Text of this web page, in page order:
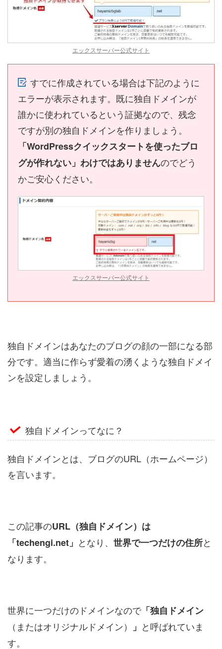
エックスサーバー公式サイト
すでに作成されている場合は下記のように
エラーが表示されます。既に独自ドメインが
誰かに使われているという証拠なので、残念
ですが別の独自ドメインを作りましょう。
「WordPressクイックスタートを使ったブロ
グが作れない」わけではありませんのでどう
かご安心ください。
エックスサーバー公式サイト
独自ドメインはあなたのブログの顔の一部になる部
分です。適当に作らず愛着の湧くような独自ドメイ
ンを設定しましょう。
独自ドメインってなに？
独自ドメインとは、ブログのURL（ホームページ）
を言います。
この記事のURL（独自ドメイン）は
「techengi.net」 となり、 世界で一つだけの住所と
なります。
世界に一つだけのドメインなので「独自ドメイン
（またはオリジナルドメイン）
」 と呼ばれていま
す。